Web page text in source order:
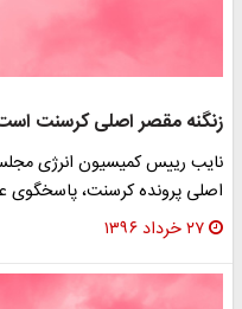
زنگنه مقصر اصلی کرسنت
نایب رییس کمیسیون انرژی
اصلی پرونده کرسنت، پاسخگوی
۲۷ خرداد ۱۳۹۶